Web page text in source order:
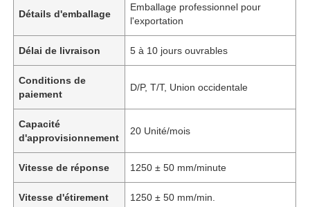
Détails d'emballage
Emballage professionnel pour
l'exportation
Délai de livraison 5 à 10 jours ouvrables
Conditions de
paiement
D/P, T/T, Union occidentale
Capacité
d'approvisionnement
20 Unité/mois
Vitesse de réponse 1250 ± 50 mm/minute
Vitesse d'étirement 1250 ± 50 mm/min.